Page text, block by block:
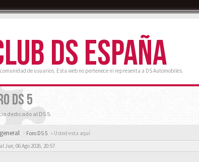
DS ESPAÑA
de usuarios. Esta web no pertenece ni representa a DS Automobiles.
DS 5
dedicado al DS 5.
Foro DS 5 « Usted esta aquí
Jue, 06 Ago 2026, 20:57